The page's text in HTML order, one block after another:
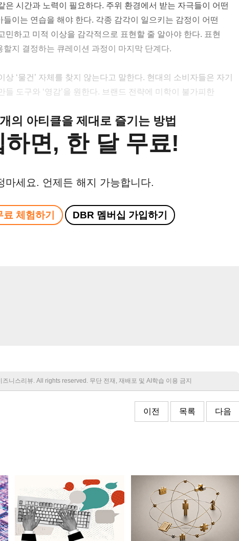
은 시간과 노력이 필요하다. 주위 환경에서 받는 자극들이 어떤
이는 연습을 해야 한다. 각종 감각이 일으키는 감정이 어떤
민하고 미적 이상을 감각적으로 표현할 줄 알아야 한다. 표현
지 결정하는 큐레이션 과정이 마지막 단계다.
상 ‘물건’ 자체를 찾지 않는다고 말한다. 현대의 소비자들은 자기
들 도구와 ‘영감’을 원한다. 브랜드 전략에 미학이 불가피한
의 아티클을 제대로 즐기는 방법
하면, 한 달 무료!
마세요. 언제든 해지 가능합니다.
체험하기 DBR 멤버십 가입하기
니스리뷰. All rights reserved. 무단 전재, 재배포 및 AI학습 이용 금지
이전 목록 다음